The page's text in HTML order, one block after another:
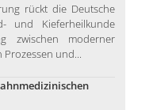
rückt die Deutsche
und Kieferheilkunde
zwischen moderner
und...